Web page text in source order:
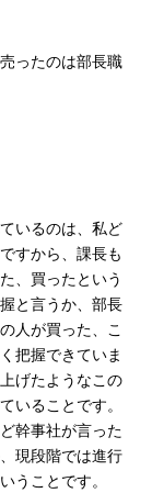
ったのは部長職
いるのは、私ど
すから、課長も
、買ったという
と言うか、部長
人が買った、こ
把握できていま
げたようなこの
いることです。
幹事社が言った
現段階では進行
うことです。